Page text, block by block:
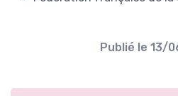
Publié le 13/